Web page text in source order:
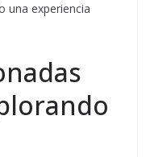
una experiencia